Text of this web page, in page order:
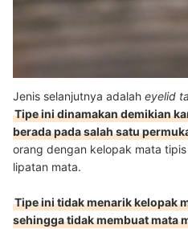
Jenis selanjutnya adalah eyelid
Tipe ini dinamakan demikian
berada pada salah satu
orang dengan kelopak mata
lipatan mata.
Tipe ini tidak menarik kelopak
sehingga tidak membuat mata